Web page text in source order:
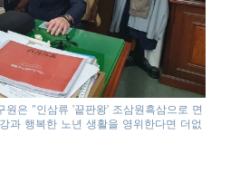
원은 "인삼류 '끝판왕' 조삼원흑삼으로 면
과 행복한 노년 생활을 영위한다면 더없